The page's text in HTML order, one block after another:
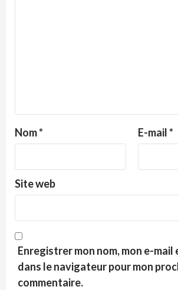
Nom* E-mail*
Site web
Enregistrer mon nom, mon e-mail
dans le navigateur pour mon
commentaire.